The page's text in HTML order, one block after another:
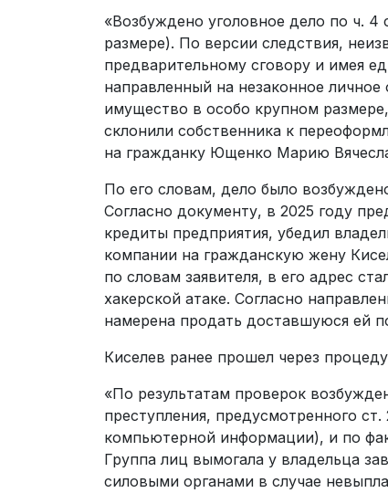
«Возбуждено уголовное дело по ч.
размере). По версии следствия,
предварительному сговору и имея
направленный на незаконное
имущество в особо крупном
склонили собственника к
на гражданку Ющенко Марию
По его словам, дело было
Согласно документу, в 2025 году
кредиты предприятия, убедил
компании на гражданскую жену
по словам заявителя, в его адрес
хакерской атаке. Согласно
намерена продать доставшуюся ей
Киселев ранее прошел через
«По результатам проверок
преступления, предусмотренного
компьютерной информации), и по
Группа лиц вымогала у владельца
силовыми органами в случае